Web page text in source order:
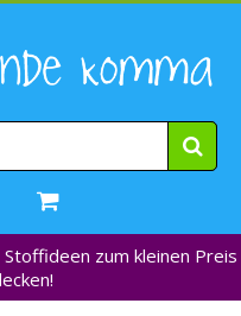
zum kleinen Preis